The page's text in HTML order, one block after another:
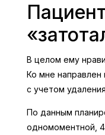
В целом ему
Ко мне направлен
с учетом
По данным
одномоментной,